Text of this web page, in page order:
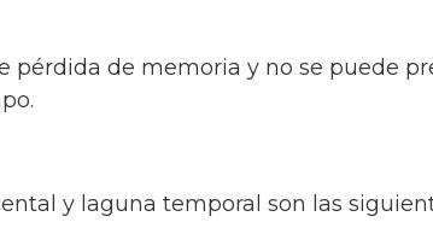
pérdida de memoria y no se puede
y laguna temporal son las